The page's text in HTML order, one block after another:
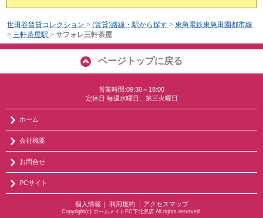
世田谷賃貸コレクション > (賃貸)路線・駅から探す > 東急電鉄東急田園都市線
> 三軒茶屋駅 > サフォレ三軒茶屋
ページトップに戻る
営業時間:09:30～18:00
定休日:毎週水曜日、第三火曜日
ホーム
会社概要
お問合せ
PCサイト
個人情報 ｜ 利用規約｜ アクセスマップ
Copyright(c) ホームメイトFC下北沢店 All rights reserved.